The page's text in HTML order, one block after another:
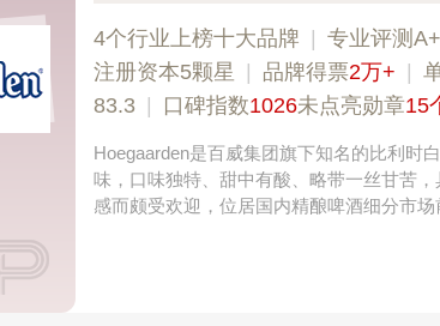
4个行业上榜十大品牌 专业评测A+
注册资本5颗星
品牌得票2万+
83.3
口碑指数1026未点亮勋章15
Hoegaarden是百威集团旗下知名的比利时
味，口味独特、甜中有酸、略带一丝甘苦
感而颇受欢迎，位居国内精酿啤酒细分市场